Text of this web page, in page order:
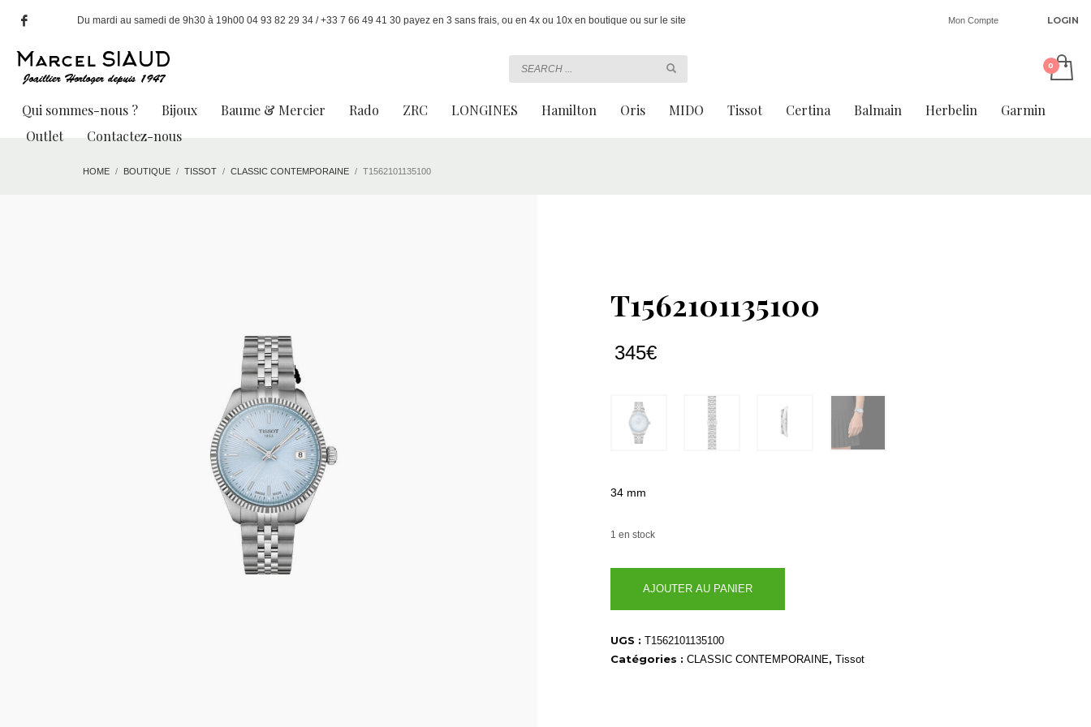
Du mardi au samedi de 9h30 à 19h00 04 93 82 29 34 / +33 7 66 49 41 30 payez en 3 sans frais, ou en 4x ou 10x en boutique ou sur le site Mon Compte LOGIN
Qui sommes-nous ? Bijoux Baume & Mercier Rado ZRC LONGINES Hamilton Oris MIDO Tissot Certina Balmain Herbelin
Garmin
Outlet
Contactez-nous
HOME BOUTIQUE TISSOT CLASSIC CONTEMPORAINE T1562101135100
T1562101135100
345€
34 mm
1 en stock
T1562101135100
AJOUTER AU PANIER
UGS : T1562101135100
Catégories : CLASSIC CONTEMPORAINE, Tissot